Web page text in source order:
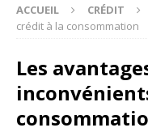
ACCUEIL CRÉDIT
crédit à la consommation
Les